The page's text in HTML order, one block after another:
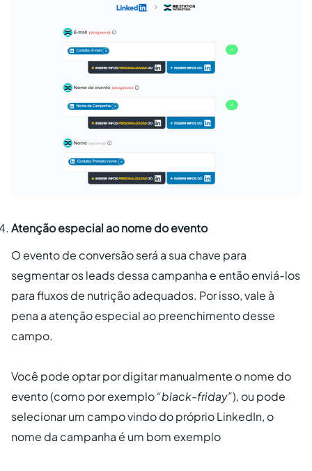
Atenção especial ao nome do evento
O evento de conversão será a sua chave para
segmentar os leads dessa campanha e então enviá-los
para fluxos de nutrição adequados. Por isso, vale à
pena a atenção especial ao preenchimento desse
campo.
Você pode optar por digitar manualmente o nome do
evento (como por exemplo“black-friday”), ou pode
selecionar um campo vindo do próprio LinkedIn, o
nome da campanha é um bom exemplo